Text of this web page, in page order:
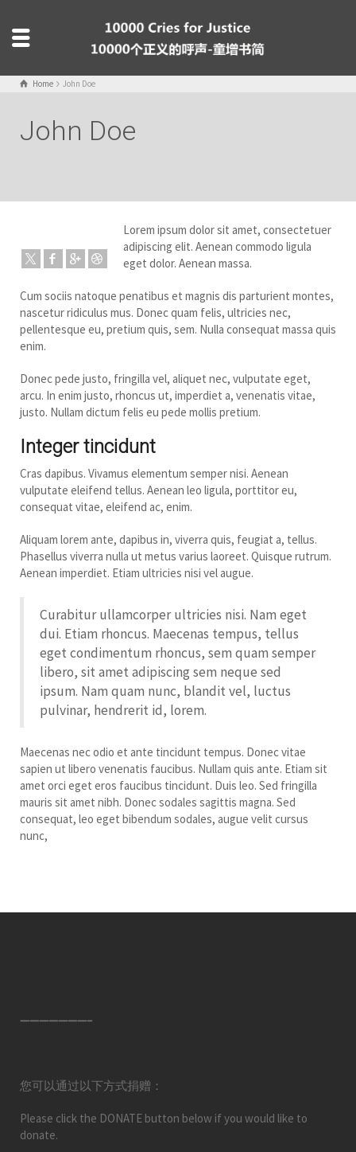
Home John Doe
John Doe
Lorem ipsum dolor sit amet, consectetuer
adipiscing elit. Aenean commodo ligula
eget dolor. Aenean massa.
Cum sociis natoque penatibus et magnis dis parturient montes,
nascetur ridiculus mus. Donec quam felis, ultricies nec,
pellentesque eu, pretium quis, sem. Nulla consequat massa quis
enim.
Donec pede justo, fringilla vel, aliquet nec, vulputate eget,
arcu. In enim justo, rhoncus ut, imperdiet a, venenatis vitae,
justo. Nullam dictum felis eu pede mollis pretium.
Integer tincidunt
Cras dapibus. Vivamus elementum semper nisi. Aenean
vulputate eleifend tellus. Aenean leo ligula, porttitor eu,
consequat vitae, eleifend ac, enim.
Aliquam lorem ante, dapibus in, viverra quis, feugiat a, tellus.
Phasellus viverra nulla ut metus varius laoreet. Quisque rutrum.
Aenean imperdiet. Etiam ultricies nisi vel augue.
Curabitur ullamcorper ultricies nisi. Nam eget
dui. Etiam rhoncus. Maecenas tempus, tellus
eget condimentum rhoncus, sem quam semper
libero, sit amet adipiscing sem neque sed
ipsum. Nam quam nunc, blandit vel, luctus
pulvinar, hendrerit id, lorem.
Maecenas nec odio et ante tincidunt tempus. Donec vitae
sapien ut libero venenatis faucibus. Nullam quis ante. Etiam sit
amet orci eget eros faucibus tincidunt. Duis leo. Sed fringilla
mauris sit amet nibh. Donec sodales sagittis magna. Sed
consequat, leo eget bibendum sodales, augue velit cursus
nunc,
———————–
您可以通过以下方式捐赠：
Please click the DONATE button below if you would like to
donate.